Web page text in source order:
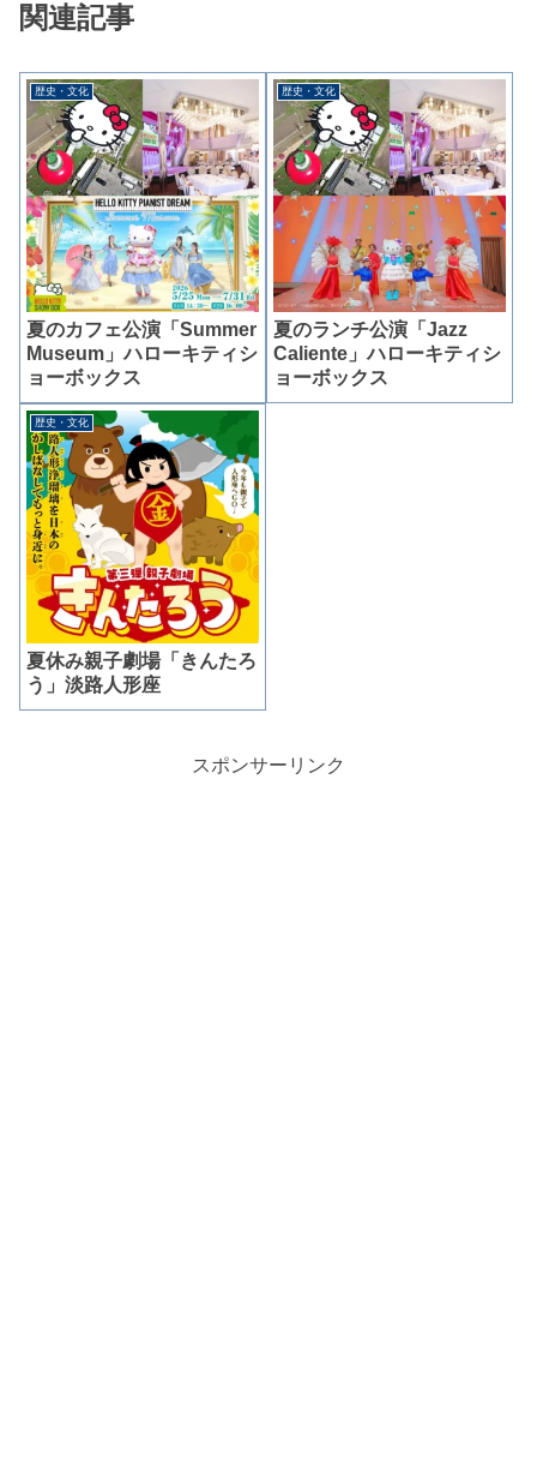
関連記事
歴史・文化
夏のカフェ公演「Summer
Museum」ハローキティシ
ョーボックス
歴史・文化
夏のランチ公演「Jazz
Caliente」ハローキティシ
ョーボックス
歴史・文化
夏休み親子劇場「きんたろ
う」淡路人形座
スポンサーリンク